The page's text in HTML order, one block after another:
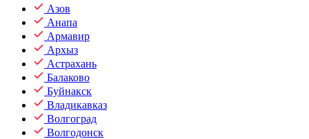
Азов
Анапа
Армавир
Архыз
Астрахань
Балаково
Буйнакск
Владикавказ
Волгоград
Волгодонск